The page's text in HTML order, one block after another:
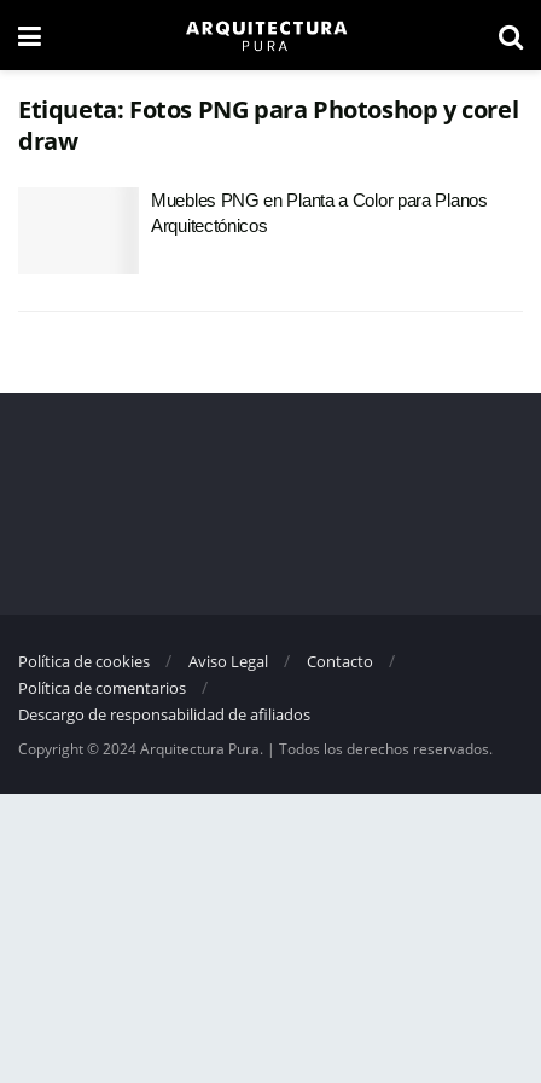
Etiqueta: Fotos PNG para Photoshop y corel
draw
Muebles PNG en Planta a Color para Planos
Arquitectónicos
Política de cookies Aviso Legal
Contacto
Política de comentarios
Descargo de responsabilidad de afiliados
Copyright © 2024 Arquitectura Pura. | Todos los derechos reservados.